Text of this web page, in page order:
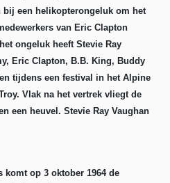
bij een helikopterongeluk om het
van Eric Clapton
ongeluk heeft Stevie Ray
Eric Clapton, B.B. King, Buddy
tijdens een festival in het Alpine
Vlak na het vertrek vliegt de
een heuvel. Stevie Ray Vaughan
komt op 3 oktober 1964 de